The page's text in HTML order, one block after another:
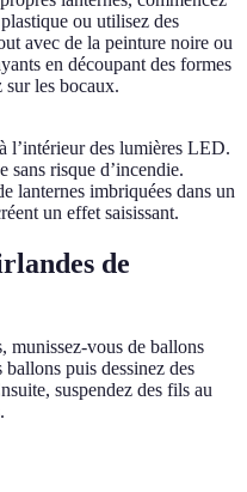
ou utilisez des
avec de la peinture noire ou
en découpant des formes
les bocaux.
l’intérieur des lumières LED.
sans risque d’incendie.
lanternes imbriquées dans un
un effet saisissant.
de
munissez-vous de ballons
puis dessinez des
suspendez des fils au